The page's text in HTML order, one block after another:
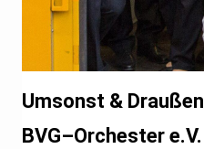
Umsonst & Draußen
BVG–Orchester e.V.